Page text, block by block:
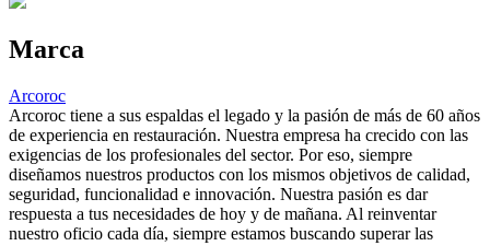
Marca
Arcoroc
Arcoroc tiene a sus espaldas el legado y la pasión de más de 60 años
de experiencia en restauración. Nuestra empresa ha crecido con las
exigencias de los profesionales del sector. Por eso, siempre
diseñamos nuestros productos con los mismos objetivos de calidad,
seguridad, funcionalidad e innovación. Nuestra pasión es dar
respuesta a tus necesidades de hoy y de mañana. Al reinventar
nuestro oficio cada día, siempre estamos buscando superar las